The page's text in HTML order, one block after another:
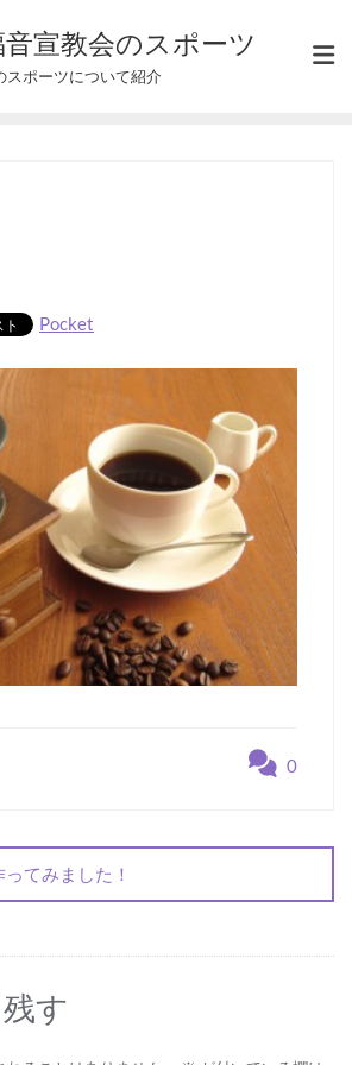
宣教会のスポーツ
スポーツについて紹介
Pocket
0
てみました！
す